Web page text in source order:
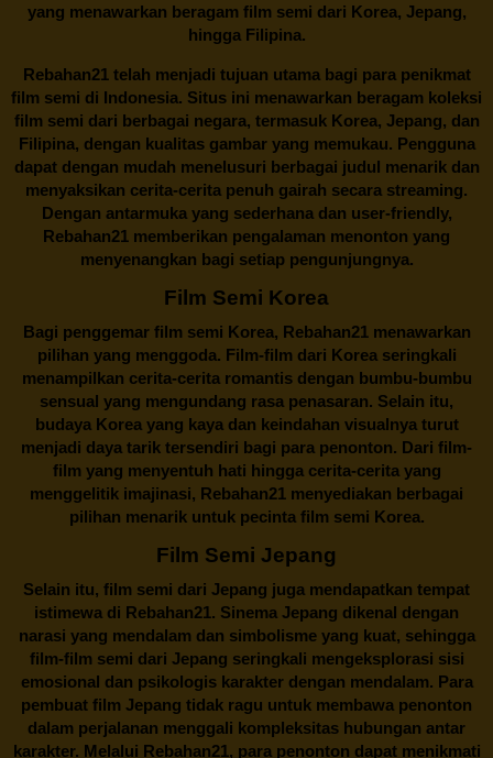
yang menawarkan beragam film semi dari Korea, Jepang,
hingga Filipina.
Rebahan21telah menjadi tujuan utama bagi para penikmat
film semi di Indonesia. Situs ini menawarkan beragam koleksi
film semi dari berbagai negara, termasuk Korea, Jepang, dan
Filipina, dengan kualitas gambar yang memukau. Pengguna
dapat dengan mudah menelusuri berbagai judul menarik dan
menyaksikan cerita-cerita penuh gairah secara streaming.
Dengan antarmuka yang sederhana dan user-friendly,
Rebahan21 memberikan pengalaman menonton yang
menyenangkan bagi setiap pengunjungnya.
Film Semi Korea
Bagi penggemar film semi Korea, Rebahan21menawarkan
pilihan yang menggoda. Film-film dari Korea seringkali
menampilkan cerita-cerita romantis dengan bumbu-bumbu
sensual yang mengundang rasa penasaran. Selain itu,
budaya Korea yang kaya dan keindahan visualnya turut
menjadi daya tarik tersendiri bagi para penonton. Dari film-
film yang menyentuh hati hingga cerita-cerita yang
menggelitik imajinasi, Rebahan21 menyediakan berbagai
pilihan menarik untuk pecinta film semi Korea.
Film Semi Jepang
Selain itu, film semi dari Jepang juga mendapatkan tempat
istimewa di Rebahan21. Sinema Jepang dikenal dengan
narasi yang mendalam dan simbolisme yang kuat, sehingga
film-film semi dari Jepang seringkali mengeksplorasi sisi
emosional dan psikologis karakter dengan mendalam. Para
pembuat film Jepang tidak ragu untuk membawa penonton
dalam perjalanan menggali kompleksitas hubungan antar
karakter. Melalui Rebahan21, para penonton dapat menikmati